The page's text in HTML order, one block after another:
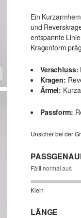
Ein
und
entspannte
Kragenform
Verschluss:
Kragen:
Ärmel:
Passform:
Unsicher bei der
Fällt normal aus
Klein
LÄNGE